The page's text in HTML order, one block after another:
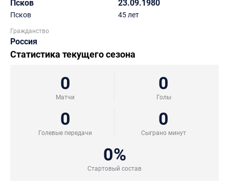
Псков
Псков
23.09.1980
45 лет
Гражданство
Россия
Статистика текущего сезона
0
Матчи
0
Голы
0
Голевые передачи
0
Сыграно минут
0%
Стартовый состав